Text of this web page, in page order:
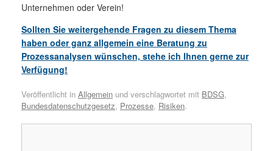
Unternehmen oder Verein!
Sollten Sie weitergehende Fragen zu diesem Thema
haben oder ganz allgemein eine Beratung zu
Prozessanalysen wünschen, stehe ich Ihnen gerne zur
Verfügung!
Veröffentlicht in Allgemein und verschlagwortet mit BDSG,
Bundesdatenschutzgesetz, Prozesse, Risiken.